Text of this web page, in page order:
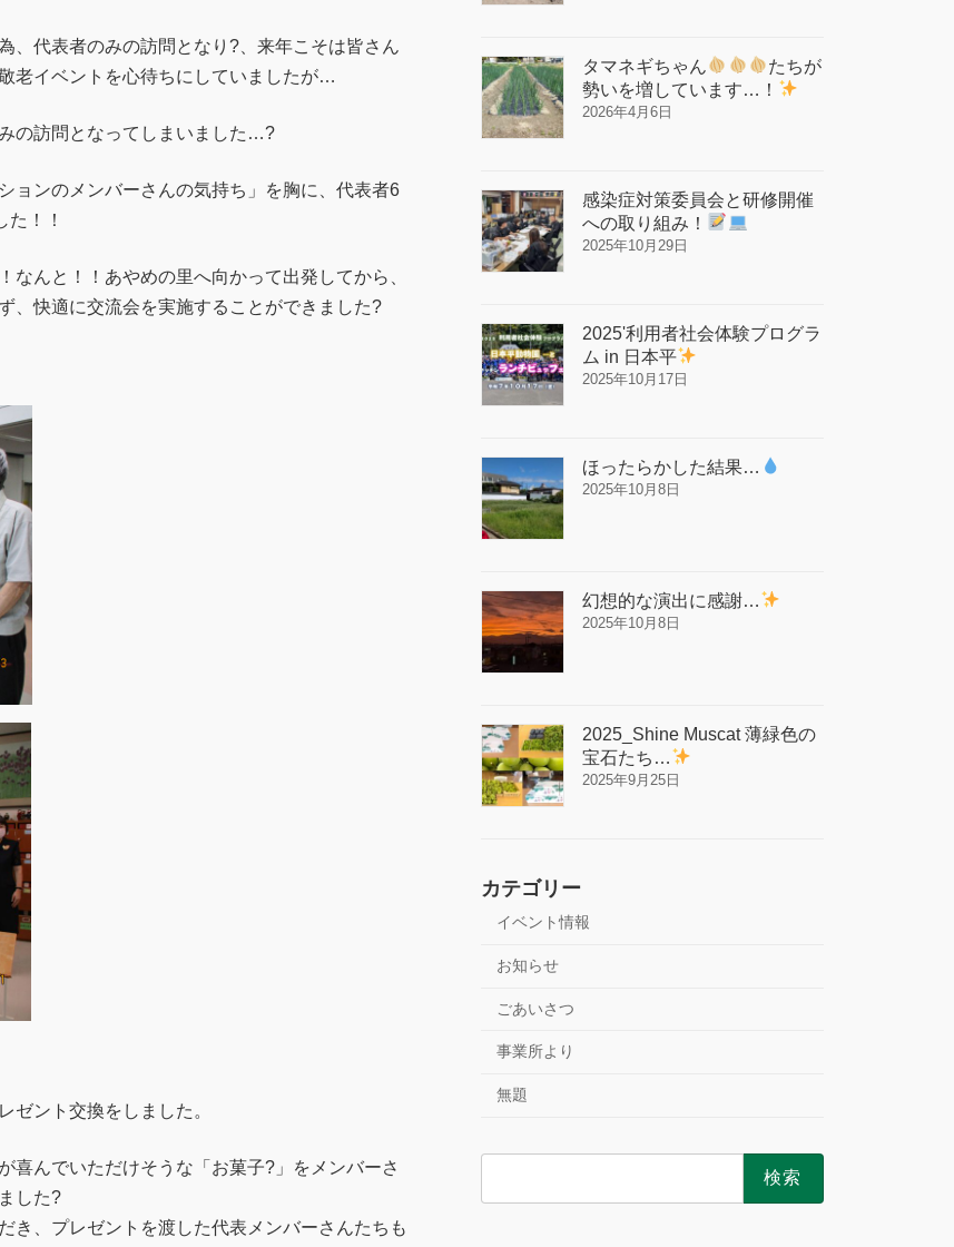
代表者のみの訪問となり?、来年こそは皆さん
老イベントを心待ちにしていましたが…
の訪問となってしまいました…?
ンのメンバーさんの気持ち」を胸に、代表者6
！！
んと！！あやめの里へ向かって出発してから、
、快適に交流会を実施することができました?
ント交換をしました。
んでいただけそうな「お菓子?」をメンバーさ
した?
、プレゼントを渡した代表メンバーさんたちも
タマネギちゃん
たちが
勢いを増しています…！
2026年4月6日
感染症対策委員会と研修開催
への取り組み！
2025年10月29日
2025'利用者社会体験プログラ
ム in 日本平
2025年10月17日
ほったらかした結果…
2025年10月8日
幻想的な演出に感謝…
2025年10月8日
2025_Shine Muscat 薄緑色の
宝石たち…
2025年9月25日
カテゴリー
イベント情報
お知らせ
ごあいさつ
事業所より
無題